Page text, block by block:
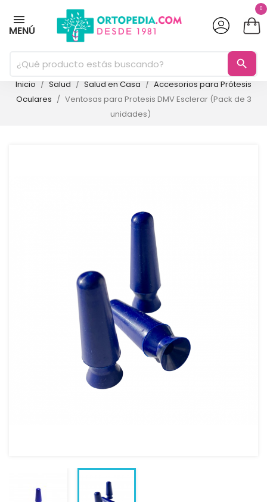
MENÚ
0
search
Inicio Salud Salud en Casa
Accesorios para Prótesis
Oculares
Ventosas para Protesis DMV Esclerar (Pack de 3
unidades)